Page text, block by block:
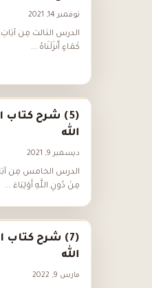
نوفمبر 14, 2021
الدرس الثالث مِن آيَاتِ
كَمَاءٍ أَنْزَلْنَاهُ ...
(5) شرح كتاب
الله
ديسمبر 9, 2021
الدرس الخامس مِن
مِنْ دُونِ اللَّهِ أَوْلِيَاءَ ...
(7) شرح كتاب
الله
مارس 9, 2022